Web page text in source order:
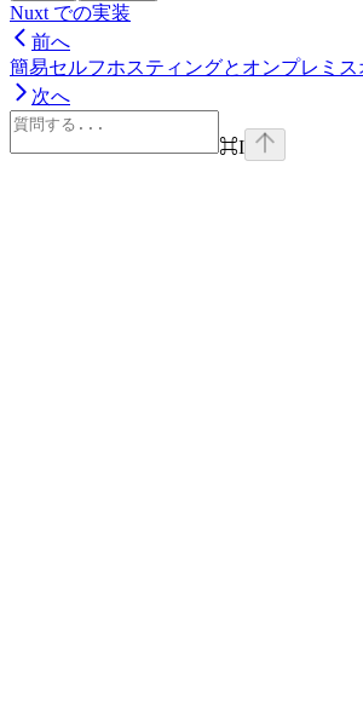
Nuxt での実装
前へ
簡易セルフホスティングとオンプレミス
次へ
⌘I